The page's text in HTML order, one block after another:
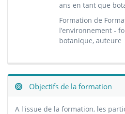
ans en tant que
Formation de
l’environnement -
botanique, auteure
Objectifs de la formation
A l'issue de la formation, les